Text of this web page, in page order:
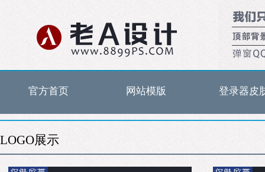
官方首页 网站模版 登录器皮
LOGO展示